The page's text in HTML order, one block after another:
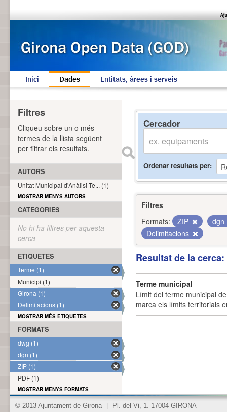
Inici Dades Entitats, àrees i serveis
Cercador
Ordenar resultats per
Filtres
Formats:
ZIP
dgn
Delimitacions
Resultat de la
Terme municipal
Límit del terme municipal
marca els límits territorials
Filtres
Cliqueu sobre un o més
termes de la llista següent
per filtrar els resultats.
AUTORS
Unitat Municipal d'Anàlisi Te... (1)
MOSTRAR MENYS AUTORS
CATEGORIES
No hi ha filtres per aquesta
cerca
ETIQUETES
Terme (1)
Municipi (1)
Girona (1)
Delimitacions (1)
MOSTRAR MÉS ETIQUETES
FORMATS
dwg (1)
dgn (1)
ZIP (1)
PDF (1)
MOSTRAR MENYS FORMATS
© 2013 Ajuntament de Girona Pl. del Vi, 1. 17004 GIRONA